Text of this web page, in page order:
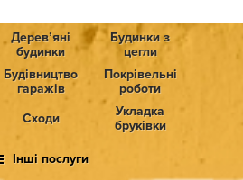
Дерев’яні
будинки
Будинки з
цегли
Будівництво
гаражів
Покрівельні
роботи
Сходи
Укладка
бруківки
Інші послуги